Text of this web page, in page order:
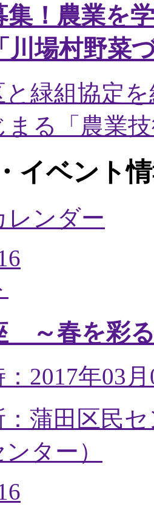
集！農業を
川場村野菜
緑組協定
まる「農業
イベント
レンダー
～春を彩
2017年03
：蒲田区民
ンター ）